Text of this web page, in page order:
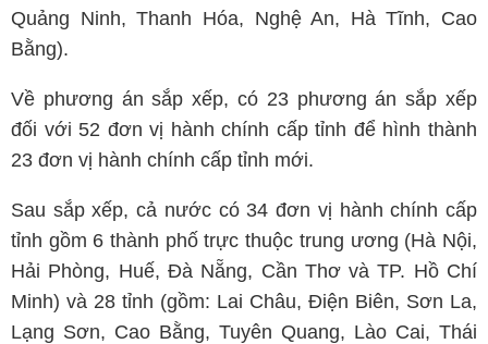
Quảng Ninh, Thanh Hóa, Nghệ An, Hà Tĩnh, Cao
Bằng).
Về phương án sắp xếp, có 23 phương án sắp xếp
đối với 52 đơn vị hành chính cấp tỉnh để hình thành
23 đơn vị hành chính cấp tỉnh mới.
Sau sắp xếp, cả nước có 34 đơn vị hành chính cấp
tỉnh gồm 6 thành phố trực thuộc trung ương (Hà Nội,
Hải Phòng, Huế, Đà Nẵng, Cần Thơ và TP. Hồ Chí
Minh) và 28 tỉnh (gồm: Lai Châu, Điện Biên, Sơn La,
Lạng Sơn, Cao Bằng, Tuyên Quang, Lào Cai, Thái